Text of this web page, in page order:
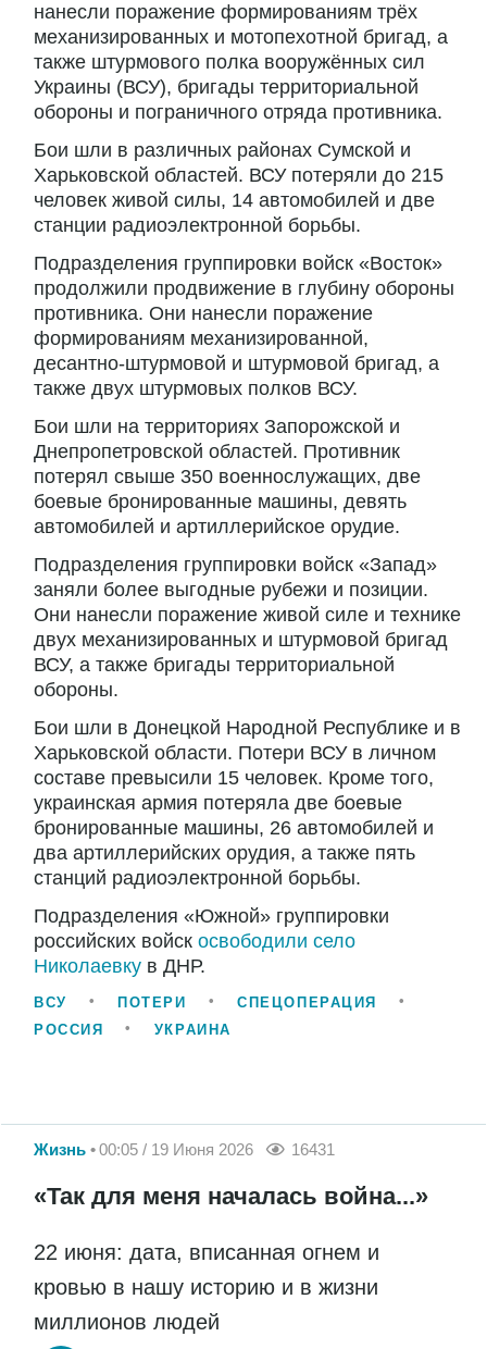
нанесли поражение формированиям трёх
механизированных и мотопехотной бригад, а
также штурмового полка вооружённых сил
Украины (ВСУ), бригады территориальной
обороны и пограничного отряда противника.
Бои шли в различных районах Сумской и
Харьковской областей. ВСУ потеряли до 215
человек живой силы, 14 автомобилей и две
станции радиоэлектронной борьбы.
Подразделения группировки войск «Восток»
продолжили продвижение в глубину обороны
противника. Они нанесли поражение
формированиям механизированной,
десантно-штурмовой и штурмовой бригад, а
также двух штурмовых полков ВСУ.
Бои шли на территориях Запорожской и
Днепропетровской областей. Противник
потерял свыше 350 военнослужащих, две
боевые бронированные машины, девять
автомобилей и артиллерийское орудие.
Подразделения группировки войск «Запад»
заняли более выгодные рубежи и позиции.
Они нанесли поражение живой силе и технике
двух механизированных и штурмовой бригад
ВСУ, а также бригады территориальной
обороны.
Бои шли в Донецкой Народной Республике и в
Харьковской области. Потери ВСУ в личном
составе превысили 15 человек. Кроме того,
украинская армия потеряла две боевые
бронированные машины, 26 автомобилей и
два артиллерийских орудия, а также пять
станций радиоэлектронной борьбы.
Подразделения «Южной» группировки
российских войск освободили село
Николаевку в ДНР.
ВСУ ПОТЕРИ
СПЕЦОПЕРАЦИЯ
РОССИЯ
УКРАИНА
Жизнь 00:05 / 19 Июня 2026 16431
«Так для меня началась война...»
22 июня: дата, вписанная огнем и
кровью в нашу историю и в жизни
миллионов людей